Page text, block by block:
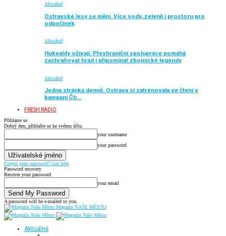
Aktuálně
Ostravské lesy se mění. Více vody, zeleně i prostoru pro
odpočinek
Aktuálně
Hukvaldy ožívají. Přeshraniční spolupráce pomáhá
zachraňovat hrad i připomínat zbojnické legendy
Aktuálně
Jedna stránka denně. Ostrava si zatrénovala ve čtení v
kampani Čti…
FRESH RADIO
Přihlaste se
Dobrý den, přihlašte se ke svému účtu.
your username
your password
Forgot your password? Get help
Password recovery
Recover your password
your email
A password will be e-mailed to you.
Magazín NAŠE MĚSTO
Aktuálně